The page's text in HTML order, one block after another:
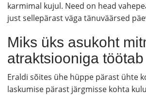
karmimal kujul. Need on head
just sellepärast väga tänuväärsed
Miks üks asukoht
atraktsiooniga
Eraldi sõites ühe hüppe pärast ühte
laskumise pärast järgmisse kohta